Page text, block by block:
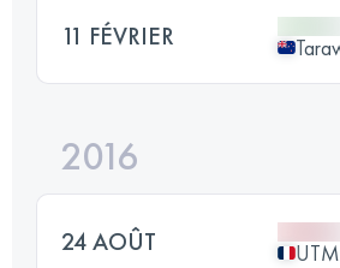
11 FÉVRIER
2016
24 AOÛT